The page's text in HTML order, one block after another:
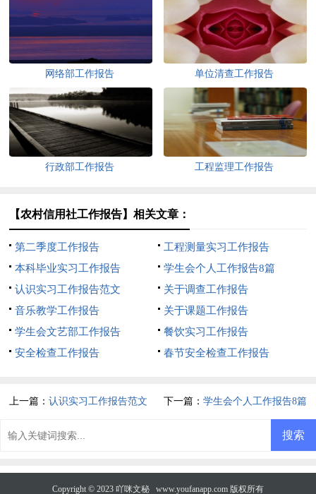
网络部工作报告 单位清查工作报告
行政部工作报告 工程监理工作报告
【农村信用社工作报告】相关文章：
第二季度工作报告
工程测量实习工作报告
本科毕业实习工作报告
学生会个人工作报告8篇
认识实习工作报告范文
关于调查工作报告
音乐教学工作报告
关于课题工作报告
学生会文艺部工作报告
餐饮实习工作报告
安全检查工作报告
春节安全检查工作报告
上一篇：认识实习工作报告范文 下一篇： 学生会个人工作报告8篇
Copyright © 2023 吖咪文秘 www.youfanapp.com 版权所有